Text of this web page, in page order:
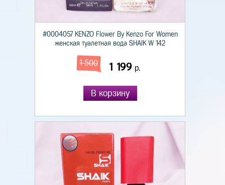
#0004057 KENZO Flower By Kenzo For Women
женская туалетная вода SHAIK W 142
1 500 1 199 р.
В корзину